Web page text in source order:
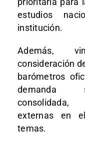
estudios
institución.
Además,
consideración
barómetros
demanda
externas en
temas.